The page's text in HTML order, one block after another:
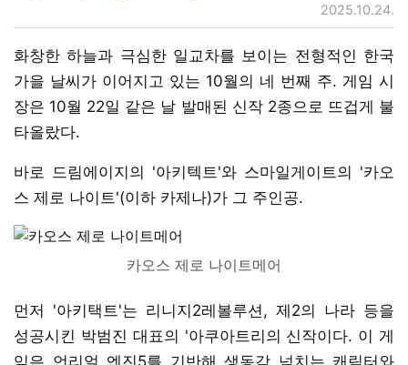
2025.10.24.
화창한 하늘과 극심한 일교차를 보이는 전형적인 한국
가을 날씨가 이어지고 있는 10월의 네 번째 주. 게임 시
장은 10월 22일 같은 날 발매된 신작 2종으로 뜨겁게 불
타올랐다.
바로 드림에이지의 '아키텍트'와 스마일게이트의 '카오
스 제로 나이트'(이하 카제나)가 그 주인공.
카오스 제로 나이트메어
먼저 '아키택트'는 리니지2레볼루션, 제2의 나라 등을
성공시킨 박범진 대표의 '아쿠아트리의 신작이다. 이 게
임은 언리얼 엔진5를 기반해 생동감 넘치는 캐릭터와